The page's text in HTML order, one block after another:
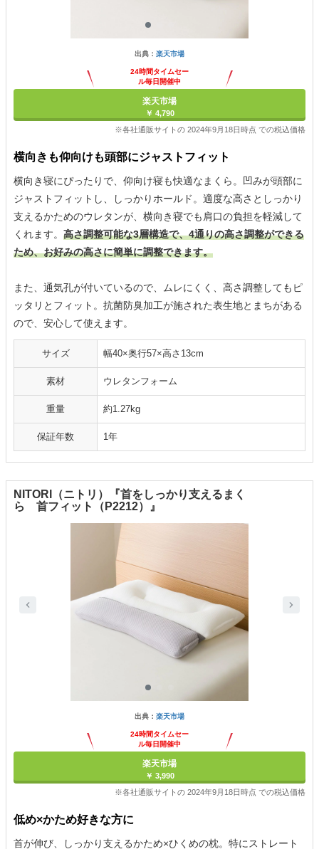
出典： 楽天市場
24時間タイムセー
ル毎日開催中
楽天市場
￥ 4,790
※各社通販サイトの 2024年9月18日時点 での税込価格
横向きも仰向けも頭部にジャストフィット
横向き寝にぴったりで、仰向け寝も快適なまくら。凹みが頭部に
ジャストフィットし、しっかりホールド。適度な高さとしっかり
支えるかためのウレタンが、横向き寝でも肩口の負担を軽減して
くれます。 高さ調整可能な3層構造で、4通りの高さ調整ができる
ため、お好みの高さに簡単に調整できます。
また、通気孔が付いているので、ムレにくく、高さ調整してもピ
ッタリとフィット。抗菌防臭加工が施された表生地とまちがある
ので、安心して使えます。
サイズ 幅40×奥行57×高さ13cm
素材 ウレタンフォーム
重量 約1.27kg
保証年数 1年
NITORI（ニトリ）『首をしっかり支えるまく
ら 首フィット（P2212）』
出典： 楽天市場
24時間タイムセー
ル毎日開催中
楽天市場
￥ 3,990
※各社通販サイトの 2024年9月18日時点 での税込価格
低め×かため好きな方に
首が伸び、しっかり支えるかため×ひくめの枕。特にストレート